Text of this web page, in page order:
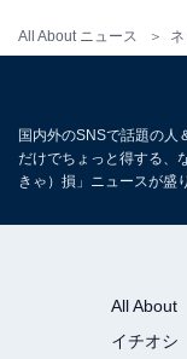
All About ニュース
国内外のSNSで話題の人
だけでちょっと得する、
きゃ）損」ニュースが盛
All About
イチオシ